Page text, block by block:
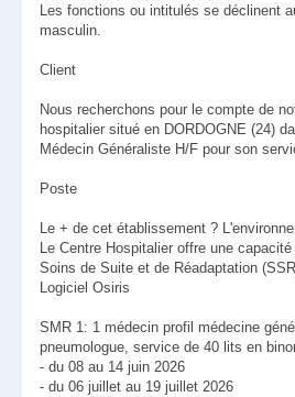
Les fonctions ou intitulés se déclinent
masculin.
Client
Nous recherchons pour le compte de
hospitalier situé en DORDOGNE (24)
Médecin Généraliste H/F pour son
Poste
Le + de cet établissement ?
Le Centre Hospitalier offre une
Soins de Suite et de Réadaptation
Logiciel Osiris
SMR 1: 1 médecin profil médecine
pneumologue, service de 40 lits en
- du 08 au 14 juin 2026
- du 06 juillet au 19 juillet 2026